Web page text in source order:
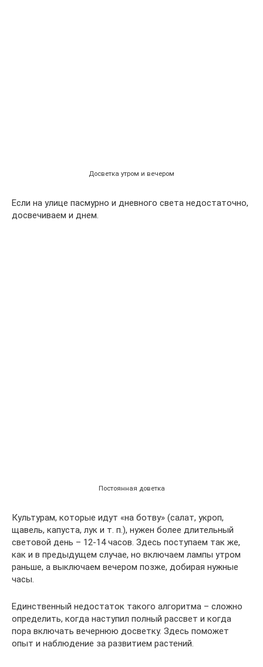
Досветка утром и вечером
Если на улице пасмурно и дневного света недостаточно,
досвечиваем и днем.
Постоянная доветка
Культурам, которые идут «на ботву» (салат, укроп,
щавель, капуста, лук и т. п.), нужен более длительный
световой день – 12-14 часов. Здесь поступаем так же,
как и в предыдущем случае, но включаем лампы утром
раньше, а выключаем вечером позже, добирая нужные
часы.
Единственный недостаток такого алгоритма – сложно
определить, когда наступил полный рассвет и когда
пора включать вечернюю досветку. Здесь поможет
опыт и наблюдение за развитием растений.